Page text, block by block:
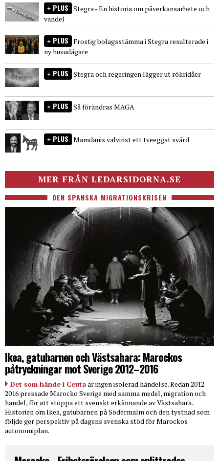
PLUS Stegra - En historia om påverkansarbete och
vandel
PLUS Frostig bolagsstämma i Stegra resulterade i
ny huvudägare
PLUS Stegra och regeringen lägger ut rökridåer
PLUS Så förändras MAGA
PLUS Mamdanis valvinst ett tveeggat svärd
MER FRÅN LEDARSIDORNA.SE
DEN SPANSKA MIGRATIONSKRISEN
Ikea, gatubarnen och Västsahara: Marockos
påtryckningar mot Sverige 2012–2016
Det som hände i Ceutaär ingen isolerad händelse. Redan 2012–
2016 pressade Marocko Sverige med samma medel, migration och
handel, för att stoppa ett svenskt erkännande av Västsahara.
Historien om Ikea, gatubarnen på Södermalm och den tystnad som
följde ger perspektiv på dagens svenska stöd för Marockos
autonomiplan.